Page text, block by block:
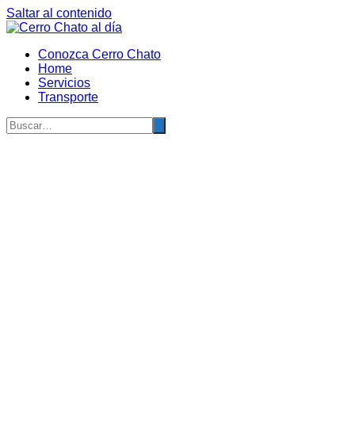
Saltar al contenido
Conozca Cerro Chato
Home
Servicios
Transporte